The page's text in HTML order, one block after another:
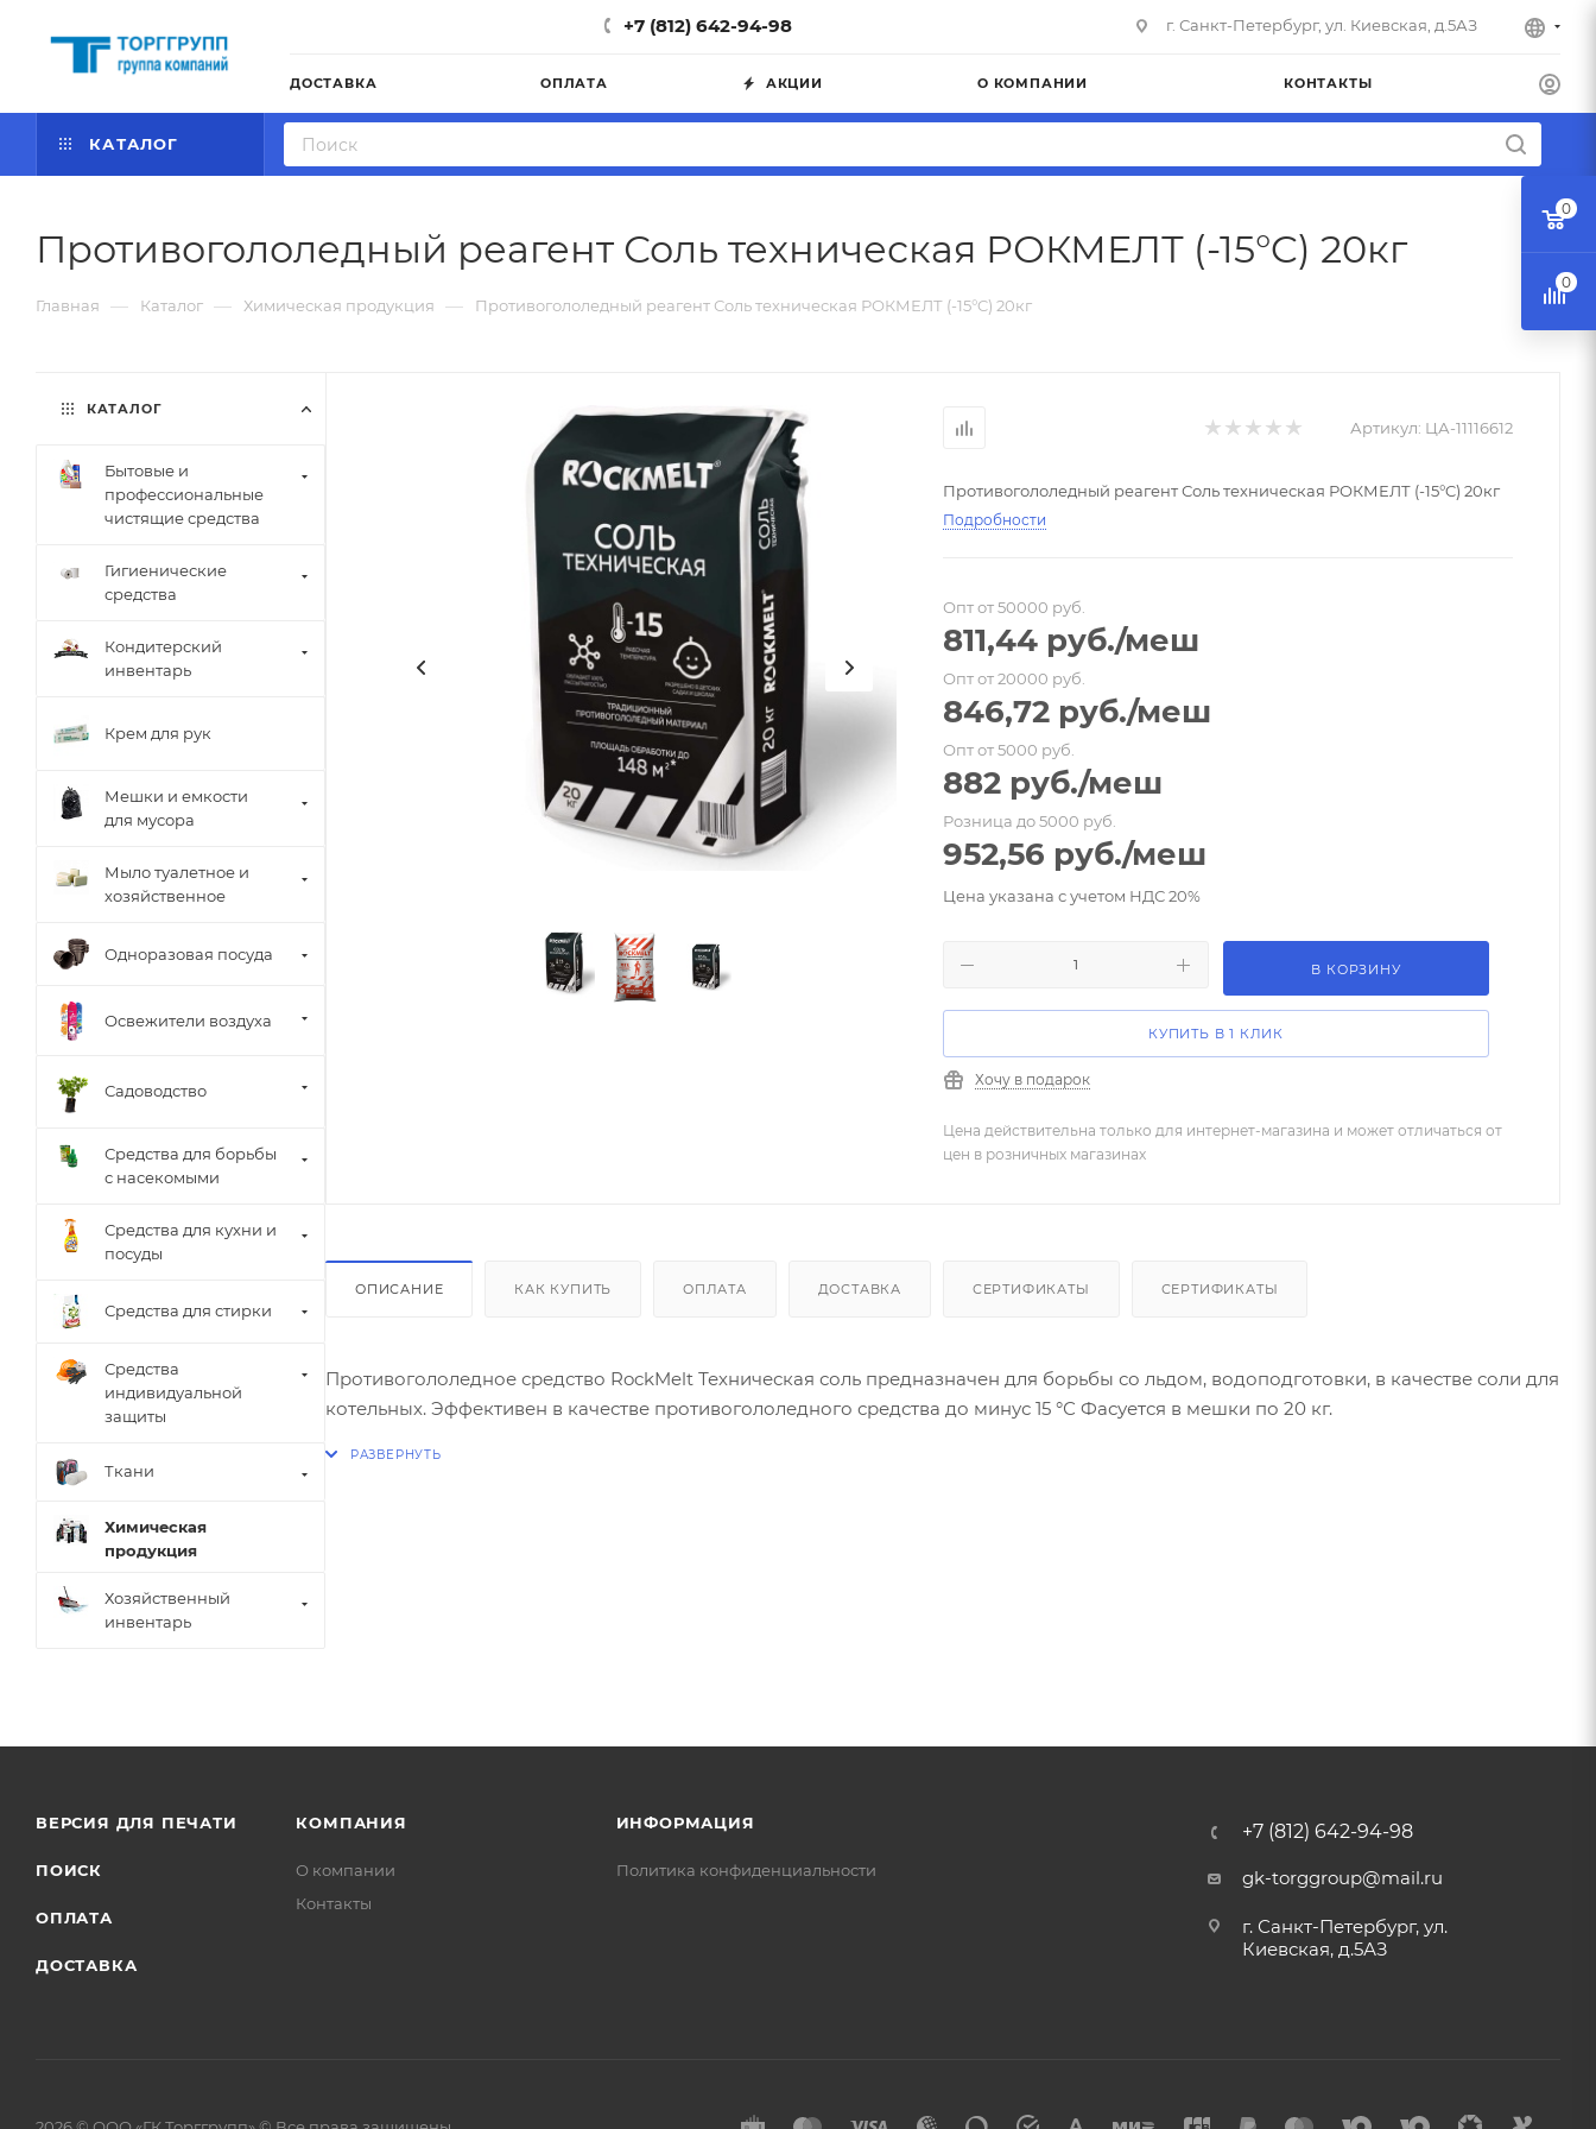
+7 (812) 642-94-98 г. Санкт-Петербург, ул. Киевская, д.5АЗ
ДОСТАВКА ОПЛАТА АКЦИИ О КОМПАНИИ КОНТАКТЫ
КАТАЛОГ
Противогололедный реагент Соль техническая РОКМЕЛТ (-15°C) 20кг
Главная — Каталог — Химическая продукция — Противогололедный реагент Соль техническая РОКМЕЛТ (-15°C) 20кг
Артикул: ЦА-11116612
Противогололедный реагент Соль техническая РОКМЕЛТ (-15°C) 20кг
Подробности
Опт от 50000 руб.
811,44 руб./меш
Опт от 20000 руб.
846,72 руб./меш
Опт от 5000 руб.
882 руб./меш
Розница до 5000 руб.
952,56 руб./меш
Цена указана с учетом НДС 20%
В КОРЗИНУ
КУПИТЬ В 1 КЛИК
Хочу в подарок
Цена действительна только для интернет-магазина и может отличаться от
цен в розничных магазинах
ОПИСАНИЕ КАК КУПИТЬ ОПЛАТА ДОСТАВКА СЕРТИФИКАТЫ СЕРТИФИКАТЫ
Противогололедное средство RockMelt Техническая соль предназначен для борьбы со льдом, водоподготовки, в качестве соли для
котельных. Эффективен в качестве противогололедного средства до минус 15 °С Фасуется в мешки по 20 кг.
КАТАЛОГ
Бытовые и
профессиональные
чистящие средства
Гигиенические
средства
Кондитерский
инвентарь
Крем для рук
Мешки и емкости
для мусора
Мыло туалетное и
хозяйственное
Одноразовая посуда
Освежители воздуха
Садоводство
Средства для борьбы
с насекомыми
Средства для кухни и
посуды
Средства для стирки
Средства
индивидуальной
защиты
Ткани
Химическая
продукция
Хозяйственный
инвентарь
ВЕРСИЯ ДЛЯ ПЕЧАТИ
ПОИСК
ОПЛАТА
ДОСТАВКА
КОМПАНИЯ
О компании
Контакты
ИНФОРМАЦИЯ
Политика конфиденциальности
+7 (812) 642-94-98
gk-torggroup@mail.ru
г. Санкт-Петербург, ул.
Киевская, д.5АЗ
0
0